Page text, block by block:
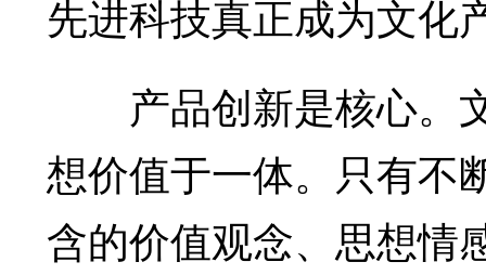
先进科技真正成为文化
产品创新是核心。
想价值于一体。只有不
含的价值观念、思想情